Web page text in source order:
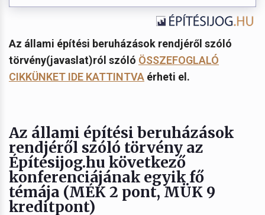
Az állami építési beruházások rendjéről szóló
törvény(javaslat)ról szóló ÖSSZEFOGLALÓ
CIKKÜNKET IDE KATTINTVA érheti el.
Az állami építési beruházások
rendjéről szóló törvény az
Építésijog.hu következő
konferenciájának egyik fő
témája (MÉK 2 pont, MÜK 9
kreditpont)